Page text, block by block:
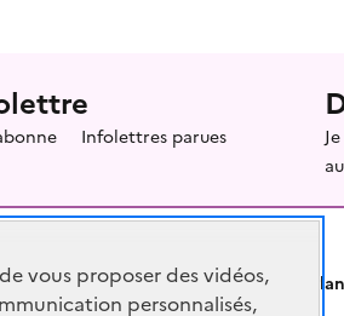
Infolettres parues
vous proposer des vidéos,
personnalisés,